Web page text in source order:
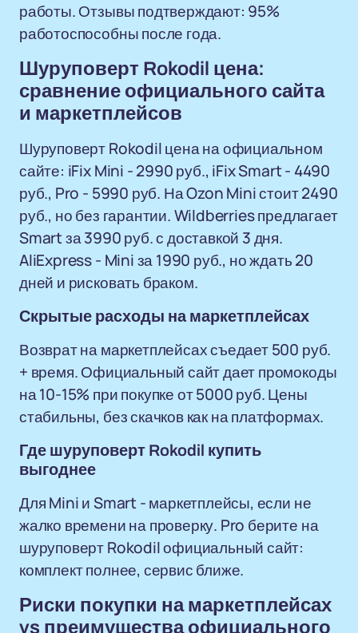
работы. Отзывы подтверждают: 95%
работоспособны после года.
Шуруповерт Rokodil цена:
сравнение официального сайта
и маркетплейсов
Шуруповерт Rokodil цена на официальном
сайте: iFix Mini - 2990 руб., iFix Smart - 4490
руб., Pro - 5990 руб. На Ozon Mini стоит 2490
руб., но без гарантии. Wildberries предлагает
Smart за 3990 руб. с доставкой 3 дня.
AliExpress - Mini за 1990 руб., но ждать 20
дней и рисковать браком.
Скрытые расходы на маркетплейсах
Возврат на маркетплейсах съедает 500 руб.
+ время. Официальный сайт дает промокоды
на 10-15% при покупке от 5000 руб. Цены
стабильны, без скачков как на платформах.
Где шуруповерт Rokodil купить
выгоднее
Для Mini и Smart - маркетплейсы, если не
жалко времени на проверку. Pro берите на
шуруповерт Rokodil официальный сайт:
комплект полнее, сервис ближе.
Риски покупки на маркетплейсах
vs преимущества официального